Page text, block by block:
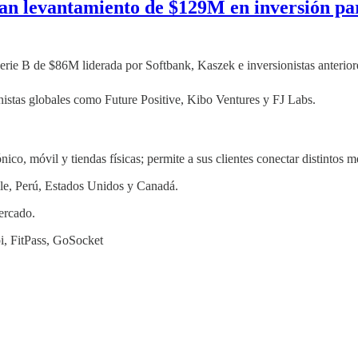
levantamiento de $129M en inversión
B de $86M liderada por Softbank, Kaszek e inversionistas
globales como Future Positive, Kibo Ventures y FJ Labs.
móvil y tiendas físicas; permite a sus clientes conectar distintos
Perú, Estados Unidos y Canadá.
FitPass, GoSocket